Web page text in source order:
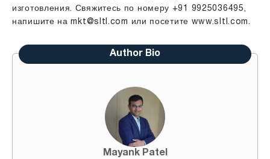
изготовления. Свяжитесь по номеру +91 9925036495,
напишите наmkt@sltl.com или посетите www.sltl.com.
Author Bio
Mayank Patel